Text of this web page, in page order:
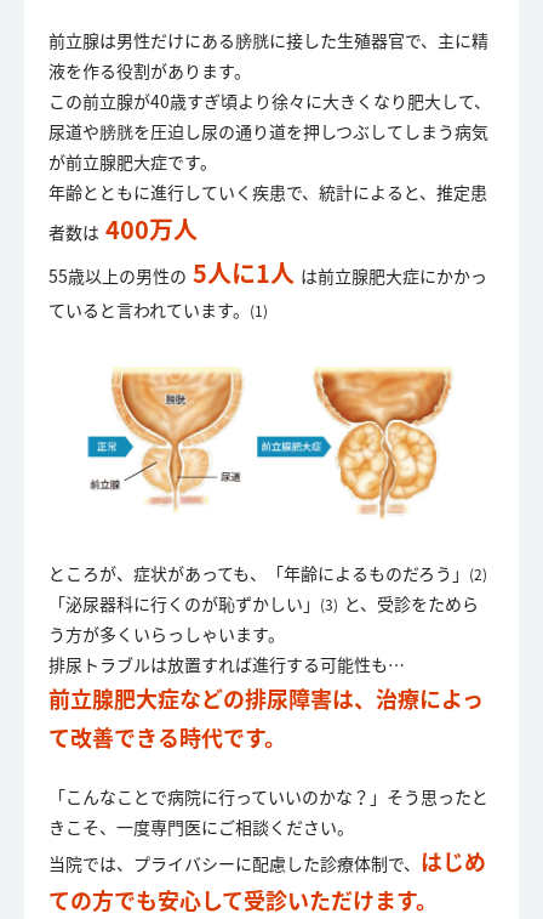
前立腺は男性だけにある膀胱に接した生殖器官で、主に精
液を作る役割があります。
この前立腺が40歳すぎ頃より徐々に大きくなり肥大して、
尿道や膀胱を圧迫し尿の通り道を押しつぶしてしまう病気
が前立腺肥大症です。
年齢とともに進行していく疾患で、統計によると、推定患
者数は 400万人
55歳以上の男性の 5人に1人 は前立腺肥大症にかかっ
ていると言われています。 (1)
ところが、症状があっても、「年齢によるものだろう」 (2)
「泌尿器科に行くのが恥ずかしい」 (3) と、受診をためら
う方が多くいらっしゃいます。
排尿トラブルは放置すれば進行する可能性も…
前立腺肥大症などの排尿障害は、治療によっ
て改善できる時代です。
「こんなことで病院に行っていいのかな？」そう思ったと
きこそ、一度専門医にご相談ください。
当院では、プライバシーに配慮した診療体制で、 はじめ
ての方でも安心して受診いただけます。